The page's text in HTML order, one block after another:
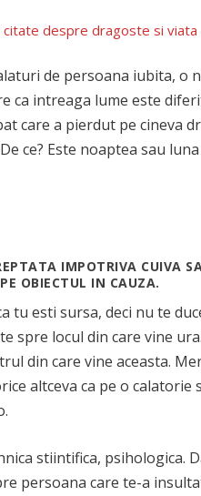
citate despre dragoste si viata
de persoana iubita,
ca intreaga lume este
care a pierdut pe cineva
ce? Este noaptea sau
IMPOTRIVA CUIVA
OBIECTUL IN CAUZA.
tu esti sursa, deci nu te
spre locul din care vine
din care vine aceasta.
altceva ca pe o
stiintifica, psihologica.
persoana care te-a